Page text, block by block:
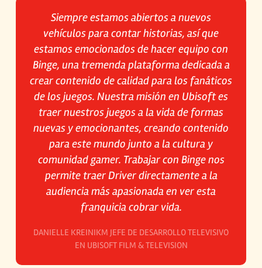
Siempre estamos abiertos a nuevos
vehículos para contar historias, así que
estamos emocionados de hacer equipo con
Binge, una tremenda plataforma dedicada a
crear contenido de calidad para los fanáticos
de los juegos. Nuestra misión en Ubisoft es
traer nuestros juegos a la vida de formas
nuevas y emocionantes, creando contenido
para este mundo junto a la cultura y
comunidad gamer. Trabajar con Binge nos
permite traerDriverdirectamente a la
audiencia más apasionada en ver esta
franquicia cobrar vida.
DANIELLE KREINIKM JEFE DE DESARROLLO TELEVISIVO
EN UBISOFT FILM & TELEVISION